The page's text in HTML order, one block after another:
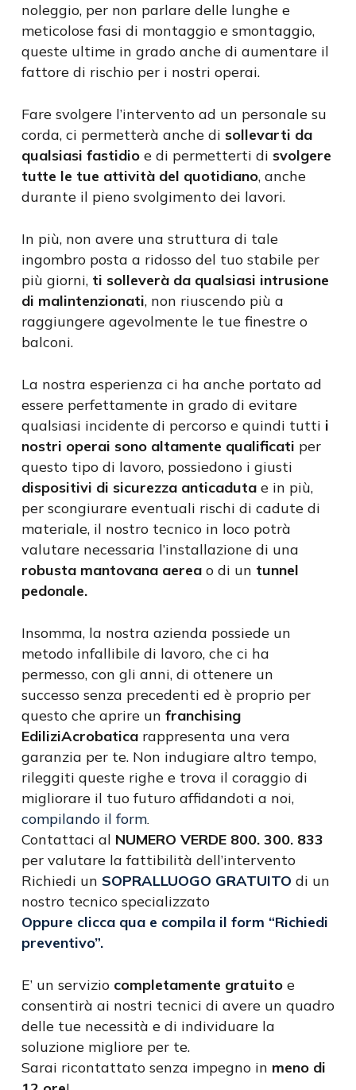
noleggio, per non parlare delle lunghe e
meticolose fasi di montaggio e smontaggio,
queste ultime in grado anche di aumentare il
fattore di rischio per i nostri operai.
Fare svolgere l’intervento ad un personale su
corda, ci permetterà anche di sollevarti da
qualsiasi fastidioe di permetterti di svolgere
tutte le tue attività del quotidiano, anche
durante il pieno svolgimento dei lavori.
In più, non avere una struttura di tale
ingombro posta a ridosso del tuo stabile per
più giorni, ti solleverà da qualsiasi intrusione
di malintenzionati, non riuscendo più a
raggiungere agevolmente le tue finestre o
balconi.
La nostra esperienza ci ha anche portato ad
essere perfettamente in grado di evitare
qualsiasi incidente di percorso e quindi tutti i
nostri operai sono altamente qualificati per
questo tipo di lavoro, possiedono i giusti
dispositivi di sicurezza anticaduta e in più,
per scongiurare eventuali rischi di cadute di
materiale, il nostro tecnico in loco potrà
valutare necessaria l’installazione di una
robusta mantovana aereao di un tunnel
pedonale.
Insomma, la nostra azienda possiede un
metodo infallibile di lavoro, che ci ha
permesso, con gli anni, di ottenere un
successo senza precedenti ed è proprio per
questo che aprire un franchising
EdiliziAcrobaticarappresenta una vera
garanzia per te. Non indugiare altro tempo,
rileggiti queste righe e trova il coraggio di
migliorare il tuo futuro affidandoti a noi,
compilando il form.
Contattaci al NUMERO VERDE 800. 300. 833
per valutare la fattibilità dell’intervento
Richiedi un SOPRALLUOGO GRATUITO di un
nostro tecnico specializzato
Oppure clicca qua e compila il form “Richiedi
preventivo”.
E’ un servizio completamente gratuitoe
consentirà ai nostri tecnici di avere un quadro
delle tue necessità e di individuare la
soluzione migliore per te.
Sarai ricontattato senza impegno in meno di